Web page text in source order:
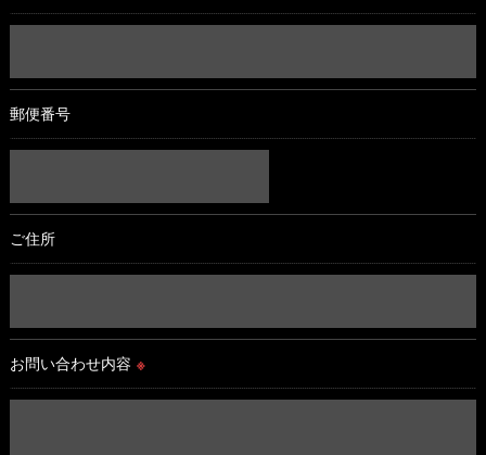
郵便番号
ご住所
お問い合わせ内容 ※